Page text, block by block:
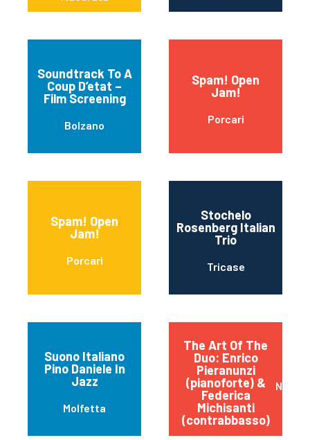
Soundtrack To A
Coup D’etat –
Film Screening
Bolzano
Spam! Open
Jam!
Porcari
Spam! Open
Jam!
Porcari
Stochelo
Rosenberg Italian
Trio
Tricase
Suono Italiano
Pino Daniele In
Jazz
Molfetta
The Art Of The
Duo: Enrico
Pieranunzi
(pianoforte) &
Federica
Michisanti
(contrabbasso)
Napoli